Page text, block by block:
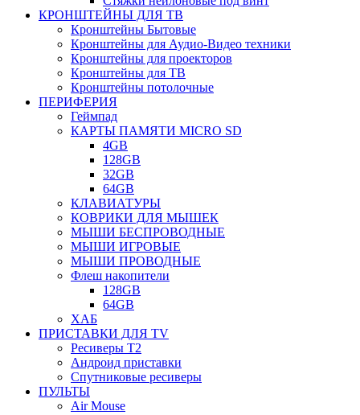
КРОНШТЕЙНЫ ДЛЯ ТВ
Кронштейны Бытовые
Кронштейны для Аудио-Видео техники
Кронштейны для проекторов
Кронштейны для ТВ
Кронштейны потолочные
ПЕРИФЕРИЯ
Геймпад
КАРТЫ ПАМЯТИ MICRO SD
4GB
128GB
32GB
64GB
КЛАВИАТУРЫ
КОВРИКИ ДЛЯ МЫШЕК
МЫШИ БЕСПРОВОДНЫЕ
МЫШИ ИГРОВЫЕ
МЫШИ ПРОВОДНЫЕ
Флеш накопители
128GB
64GB
ХАБ
ПРИСТАВКИ ДЛЯ TV
Ресиверы Т2
Андроид приставки
Спутниковые ресиверы
ПУЛЬТЫ
Air Mouse